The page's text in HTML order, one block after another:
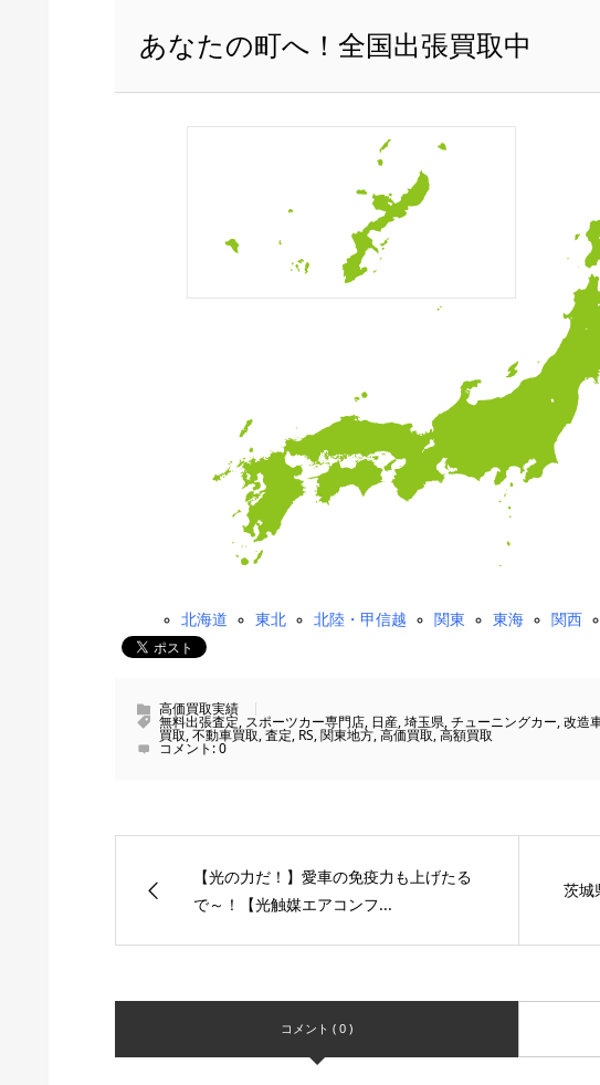
あなたの町へ！全国出張買取中
北海道 東北 北陸・甲信越 関東 東海 関西
高価買取実績
無料出張査定, スポーツカー専門店, 日産,埼玉県,チューニングカー,改造
買取,不動車買取,査定, RS,関東地方,高価買取,高額買取
コメント:0
【光の力だ！】愛車の免疫力も上げたる
で～！【光触媒エアコンフ...
茨
コメント ( 0 )